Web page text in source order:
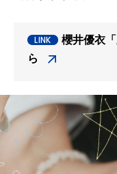
櫻井優衣
ら